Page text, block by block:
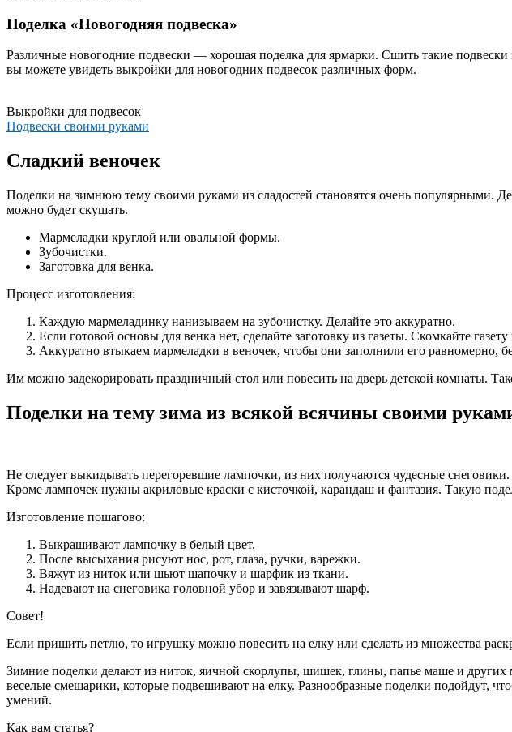
Поделка «Новогодняя подвеска»
Различные новогодние подвески — хорошая поделка для ярмарки. Сшить такие
вы можете увидеть выкройки для новогодних подвесок различных форм.
Выкройки для подвесок
Подвески своими руками
Сладкий веночек
Поделки на зимнюю тему своими руками из сладостей становятся очень популярными.
можно будет скушать.
Мармеладки круглой или овальной формы.
Зубочистки.
Заготовка для венка.
Процесс изготовления:
Каждую мармеладинку нанизываем на зубочистку. Делайте это аккуратно.
Если готовой основы для венка нет, сделайте заготовку из газеты. Скомкайте
Аккуратно втыкаем мармеладки в веночек, чтобы они заполнили его равномерно,
Им можно задекорировать праздничный стол или повесить на дверь детской комнаты.
Поделки на тему зима из всякой всячины своими
Не следует выкидывать перегоревшие лампочки, из них получаются чудесные
Кроме лампочек нужны акриловые краски с кисточкой, карандаш и фантазия. Такую
Изготовление пошагово:
Выкрашивают лампочку в белый цвет.
После высыхания рисуют нос, рот, глаза, ручки, варежки.
Вяжут из ниток или шьют шапочку и шарфик из ткани.
Надевают на снеговика головной убор и завязывают шарф.
Совет!
Если пришить петлю, то игрушку можно повесить на елку или сделать из множества
Зимние поделки делают из ниток, яичной скорлупы, шишек, глины, папье маше и других
веселые смешарики, которые подвешивают на елку. Разнообразные поделки подойдут,
умений.
Как вам статья?